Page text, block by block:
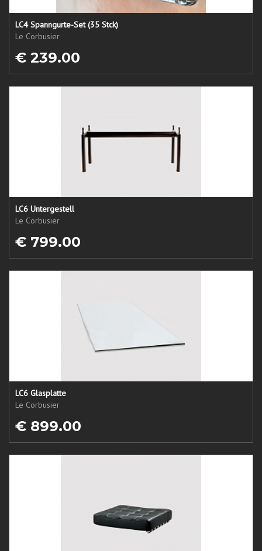
LC4 Spanngurte-Set (35 Stck)
Le Corbusier
€ 239.00
LC6 Untergestell
Le Corbusier
€ 799.00
LC6 Glasplatte
Le Corbusier
€ 899.00